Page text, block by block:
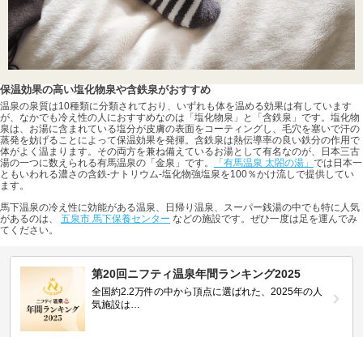
保温効果の高い塩化物泉や含鉄泉がおすすめ
温泉の泉質は10種類に分類されており、いずれも体を温める効果は有しています
が、なかでも冷え性の人におすすめなのは「塩化物泉」と「含鉄泉」です。塩化物
泉は、お湯に含まれている塩分が皮膚の表面をコーティングし、毛穴を塞いで汗の
蒸発を妨げることによって保温効果を発揮。含鉄泉は熱伝導率の良い鉄分の作用で
体がよく温まります。その両方を兼ね備えているお湯として有名なのが、日本三古
湯の一つに数えられる有馬温泉の「金泉」です。
「有馬温泉 太閤の湯」 では日本一
ともいわれる濃さの含鉄-ナトリウム-塩化物強塩泉を100％かけ流しで提供してい
ます。
馬下温泉の冷え性に効能がある温泉、日帰り温泉、スーパー銭湯の中でも特に人気
があるのは、 五泉市 馬下保養センター などの施設です。ぜひ一度は足を運んでみ
てください。
第20回ニフティ温泉年間ランキング2025
全国約2.2万件の中から頂点に選ばれた、2025年の人
気施設は…